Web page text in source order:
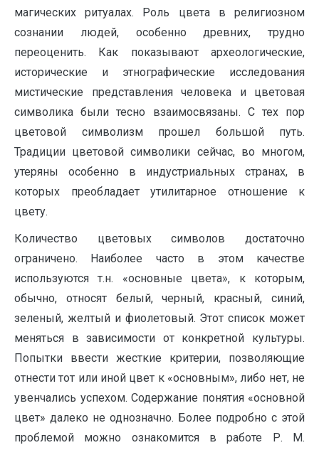
магических ритуалах. Роль цвета в религиозном
сознании людей, особенно древних, трудно
переоценить. Как показывают археологические,
исторические и этнографические исследования
мистические представления человека и цветовая
символика были тесно взаимосвязаны. С тех пор
цветовой символизм прошел большой путь.
Традиции цветовой символики сейчас, во многом,
утеряны особенно в индустриальных странах, в
которых преобладает утилитарное отношение к
цвету.
Количество цветовых символов достаточно
ограничено. Наиболее часто в этом качестве
используются т.н. «основные цвета», к которым,
обычно, относят белый, черный, красный, синий,
зеленый, желтый и фиолетовый. Этот список может
меняться в зависимости от конкретной культуры.
Попытки ввести жесткие критерии, позволяющие
отнести тот или иной цвет к «основным», либо нет, не
увенчались успехом. Содержание понятия «основной
цвет» далеко не однозначно. Более подробно с этой
проблемой можно ознакомится в работе Р. М.